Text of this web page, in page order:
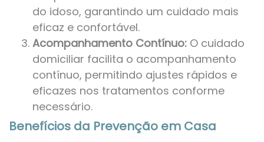
do idoso, garantindo um cuidado mais
eficaz e confortável.
Acompanhamento Contínuo: O cuidado
domiciliar facilita o acompanhamento
contínuo, permitindo ajustes rápidos e
eficazes nos tratamentos conforme
necessário.
Benefícios da Prevenção em Casa